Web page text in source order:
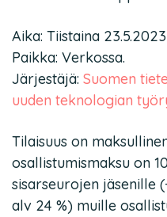
Aika: Tiistaina
Paikka: Verkossa.
Järjestäjä: Suomen
uuden teknologian
Tilaisuus on
osallistumismaksu on
sisarseurojen jäsenille
alv 24 %) muille